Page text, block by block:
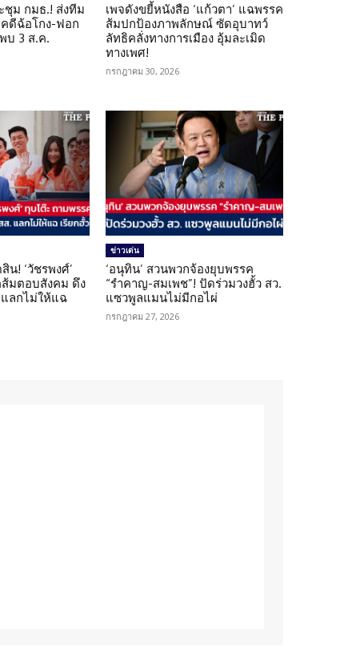
ชุม กมธ.! ส่งทีม
คดีฉ้อโกง-ฟอก
บ 3 ส.ค.
เพจดังขยี้หนังสือ ‘แก้วตา’ แฉพรรค
ส้มปกป้องภาพลักษณ์ ซัดอุบาทว์
ลัทธิคลั่งทางการเมือง อุ้มละเมิด
ทางเพศ!
กรกฎาคม 30, 2026
น! ‘วัชรพงศ์’
มตอบสังคม ดึง
แลกไม่ให้แฉ
ข่าวเด่น
‘อนุทิน’ สวนพวกจ้องยุบพรรค
“รำคาญ-สมเพช”! ปัดร่วมวงฮั้ว สว.
แซวพูลแมนไม่มีกอไผ่
กรกฎาคม 27, 2026